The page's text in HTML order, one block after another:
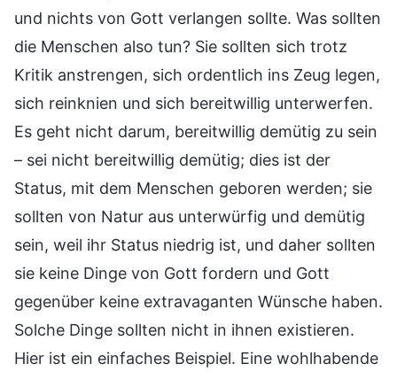
und nichts von Gott verlangen sollte. Was sollten
die Menschen also tun? Sie sollten sich trotz
Kritik anstrengen, sich ordentlich ins Zeug legen,
sich reinknien und sich bereitwillig unterwerfen.
Es geht nicht darum, bereitwillig demütig zu sein
– sei nicht bereitwillig demütig; dies ist der
Status, mit dem Menschen geboren werden; sie
sollten von Natur aus unterwürfig und demütig
sein, weil ihr Status niedrig ist, und daher sollten
sie keine Dinge von Gott fordern und Gott
gegenüber keine extravaganten Wünsche haben.
Solche Dinge sollten nicht in ihnen existieren.
Hier ist ein einfaches Beispiel. Eine wohlhabende